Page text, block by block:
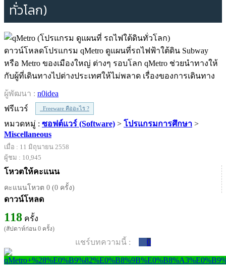
ทั่วโลก)
ดาวน์โหลดโปรแกรม qMetro ดูแผนที่รถไฟฟ้าใต้ดิน Subway
หรือ Metro ของเมืองใหญ่ ต่างๆ รอบโลก qMetro ช่วยนำทางให้
กับผู้ที่เดินทางไปต่างประเทศให้ไม่พลาด เรื่องของการเดินทาง
ผู้พัฒนา : n0idea
ฟรีแวร์
Freeware คืออะไร ?
หมวดหมู่ : ซอฟต์แวร์ (Software) > โปรแกรมการศึกษา >
Miscellaneous
เมื่อ : 11 มิถุนายน 2558
ผู้ชม : 10,945
โหวตให้คะแนน
คะแนนโหวต 0 (0 ครั้ง)
ดาวน์โหลด
118 ครั้ง
(สัปดาห์ก่อน 0 ครั้ง)
แชร์บทความนี้ : 0